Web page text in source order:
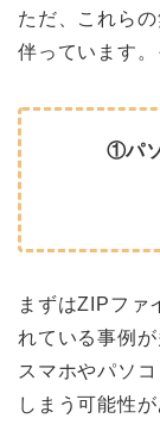
ただ、これら
伴っています。
①パ
まずはZIPファ
れている事例
スマホやパソ
しまう可能性が